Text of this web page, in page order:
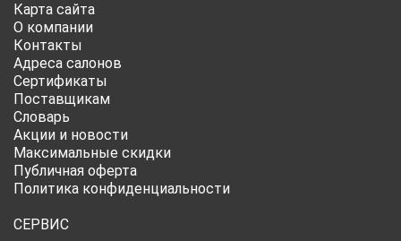
Карта сайта
О компании
Контакты
Адреса салонов
Сертификаты
Поставщикам
Словарь
Акции и новости
Максимальные скидки
Публичная оферта
Политика конфиденциальности
СЕРВИС